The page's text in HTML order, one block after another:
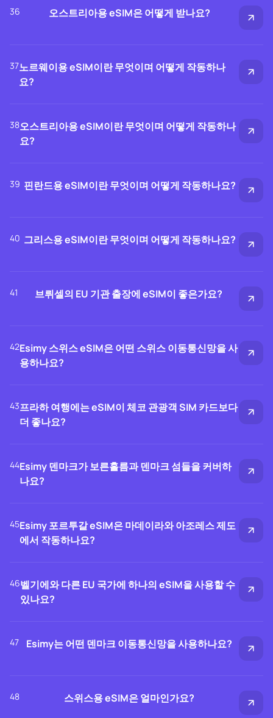
36 오스트리아용 eSIM은 어떻게 받나요?
37노르웨이용 eSIM이란 무엇이며 어떻게 작동하나
요?
38오스트리아용 eSIM이란 무엇이며 어떻게 작동하나
요?
39 핀란드용 eSIM이란 무엇이며 어떻게 작동하나요?
40 그리스용 eSIM이란 무엇이며 어떻게 작동하나요?
41 브뤼셀의 EU 기관 출장에 eSIM이 좋은가요?
42Esimy 스위스 eSIM은 어떤 스위스 이동통신망을 사
용하나요?
43프라하 여행에는 eSIM이 체코 관광객 SIM 카드보다
더 좋나요?
44Esimy 덴마크가 보른홀름과 덴마크 섬들을 커버하
나요?
45Esimy 포르투갈 eSIM은 마데이라와 아조레스 제도
에서 작동하나요?
46벨기에와 다른 EU 국가에 하나의 eSIM을 사용할 수
있나요?
47 Esimy는 어떤 덴마크 이동통신망을 사용하나요?
48 스위스용 eSIM은 얼마인가요?